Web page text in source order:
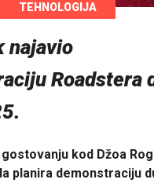
TEHNOLOGIJA
najavio
Roadstera
kod Džoa
planira demonstraciju